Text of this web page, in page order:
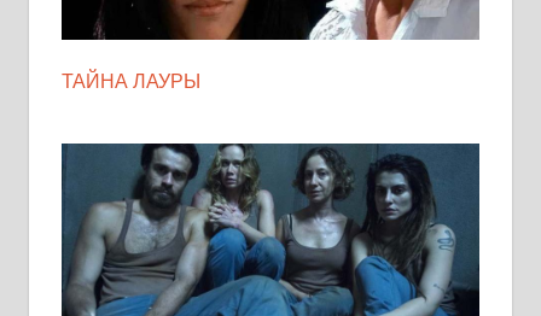
ТАЙНА ЛАУРЫ